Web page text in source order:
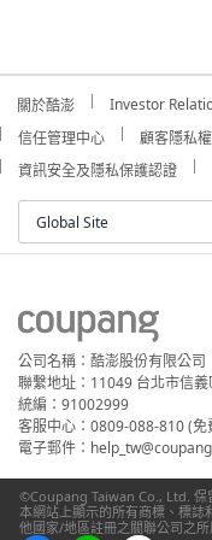
關於酷澎 Investor
信任管理中心
顧客隱私
資訊安全及隱私保護認證
Global Site
公司名稱：酷澎股份有限公司
聯繫地址：11049 台北市信
統編：91002999
客服中心：0809-088-810 (
電子郵件：
©Coupang Taiwan Co., Ltd. 保
本網站上顯示的所有商標、標
他國家/地區註冊之關聯公司之所